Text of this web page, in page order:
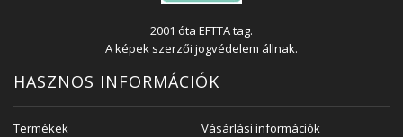
2001 óta EFTTA tag.
A képek szerzői jogvédelem állnak.
HASZNOS INFORMÁCIÓK
Termékek
Vásárlási információk